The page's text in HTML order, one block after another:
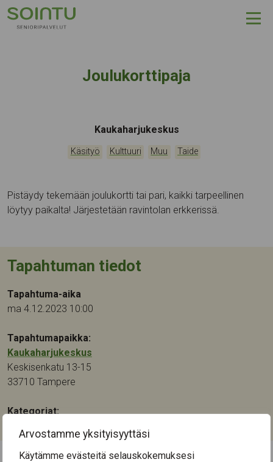
Arvostamme yksityisyyttäsi
Käytämme evästeitä selauskokemuksesi
Hyppää sisältöön
Joulukorttipaja
Tapahtumapaikka:
Kaukaharjukeskus
Kategoriat:
Käsityö Kulttuuri Muu Taide
Pistäydy tekemään joulukortti tai pari, kaikki tarpeellinen
löytyy paikalta! Järjestetään ravintolan erkkerissä.
Tapahtuman tiedot
Tapahtuma-aika
ma 4.12.2023 10:00
Tapahtumapaikka:
Kaukaharjukeskus
Keskisenkatu 13-15
33710 Tampere
Kategoriat: